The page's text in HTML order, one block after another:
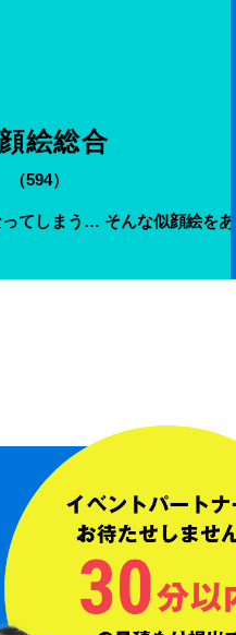
絵総合
（594）
てしまう… そんな似顔絵を